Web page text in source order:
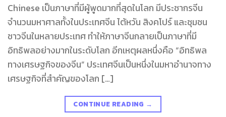
Chinese เป็นภาษาที่มีผู้พูดมากที่สุดในโลก มีประชากรจีน
จำนวนมหาศาลทั้งในประเทศจีน ไต้หวัน สิงคโปร์ และชุมชน
ชาวจีนในหลายประเทศ ทำให้ภาษาจีนกลายเป็นภาษาที่มี
อิทธิพลอย่างมากในระดับโลก อีกเหตุผลหนึ่งคือ “อิทธิพล
ทางเศรษฐกิจของจีน” ประเทศจีนเป็นหนึ่งในมหาอำนาจทาง
เศรษฐกิจที่สำคัญของโลก […]
CONTINUE READING →